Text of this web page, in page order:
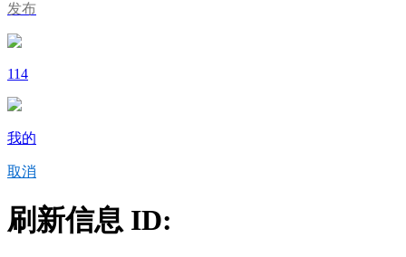
发布
114
我的
取消
刷新信息 ID: